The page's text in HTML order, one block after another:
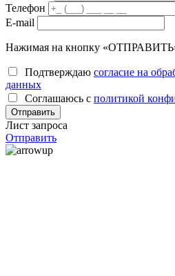
Телефон
E-mail
Нажимая на кнопку
Подтверждаю согласие на
данных
Соглашаюсь с политикой
Лист запроса
Отправить